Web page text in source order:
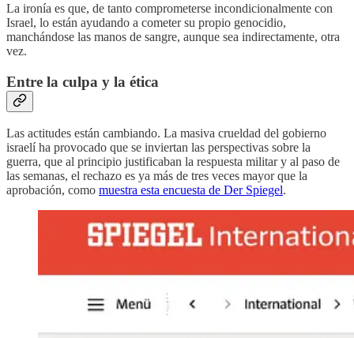
La ironía es que, de tanto comprometerse incondicionalmente con
Israel, lo están ayudando a cometer su propio genocidio,
manchándose las manos de sangre, aunque sea indirectamente, otra
vez.
Entre la culpa y la ética
Las actitudes están cambiando. La masiva crueldad del gobierno
israelí ha provocado que se inviertan las perspectivas sobre la
guerra, que al principio justificaban la respuesta militar y al paso de
las semanas, el rechazo es ya más de tres veces mayor que la
aprobación, como muestra esta encuesta de Der Spiegel.